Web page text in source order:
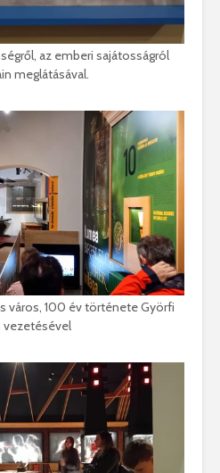
az emberi sajátosságról
meglátásával.
város, 100 év története Györfi
vezetésével